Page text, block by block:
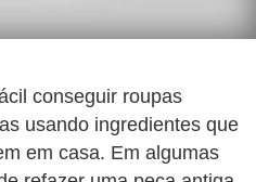
conseguir roupas
usando ingredientes que
em casa. Em algumas